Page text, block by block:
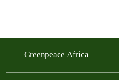
Greenpeace Africa